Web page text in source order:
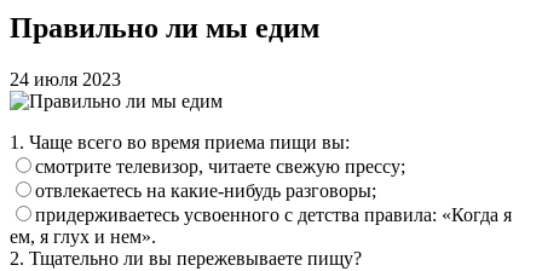
Правильно ли мы едим
24 июля 2023
1. Чаще всего во время приема пищи вы:
смотрите телевизор, читаете свежую прессу;
отвлекаетесь на какие-нибудь разговоры;
придерживаетесь усвоенного с детства правила: «Когда я
ем, я глух и нем».
2. Тщательно ли вы пережевываете пищу?